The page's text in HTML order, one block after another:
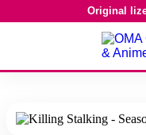
Inhalt
Original